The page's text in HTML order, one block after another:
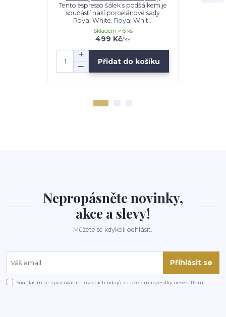
Tento espresso šálek s podšálkem je
součástí naší porcelánové sady
Royal White. Royal Whit...
499 Kč/ks
Skladem > 6 ks
Přidat do košíku
Nepropásněte novinky,
akce a slevy!
Můžete se kdykoli odhlásit.
Přihlásit se
Souhlasím se zpracováním osobních údajů za účelem rozesílky newsletteru.